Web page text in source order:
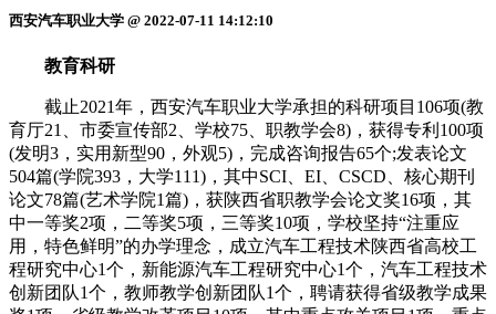
西安汽车职业大学 @ 2022-07-11 14:12:10
教育科研
截止2021年，西安汽车职业大学承担的科研项目106项(教
育厅21、市委宣传部2、学校75、职教学会8)，获得专利100项
(发明3，实用新型90，外观5)，完成咨询报告65个;发表论文
504篇(学院393，大学111)，其中SCI、EI、CSCD、核心期刊
论文78篇(艺术学院1篇)，获陕西省职教学会论文奖16项，其
中一等奖2项，二等奖5项，三等奖10项，学校坚持“注重应
用，特色鲜明”的办学理念，成立汽车工程技术陕西省高校工
程研究中心1个，新能源汽车工程研究中心1个，汽车工程技术
创新团队1个，教师教学创新团队1个，聘请获得省级教学成果